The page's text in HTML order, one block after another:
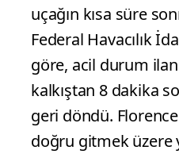
uçağın kısa süre
Federal Havacılık
göre, acil durum
kalkıştan 8 dakika
geri döndü.
doğru gitmek üzere